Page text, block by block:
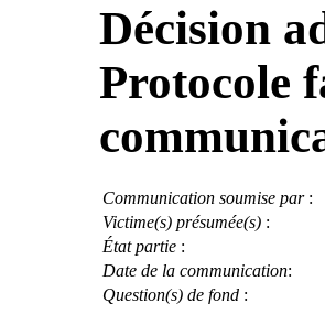
Décision
Protocole
Communication soumise par:
Victime(s) présumée(s) :
État partie :
Date de la communication:
Question(s) de fond :